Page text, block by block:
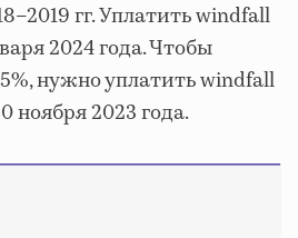
гг. Уплатить windfall
2024 года. Чтобы
нужно уплатить windfall
ноября 2023 года.